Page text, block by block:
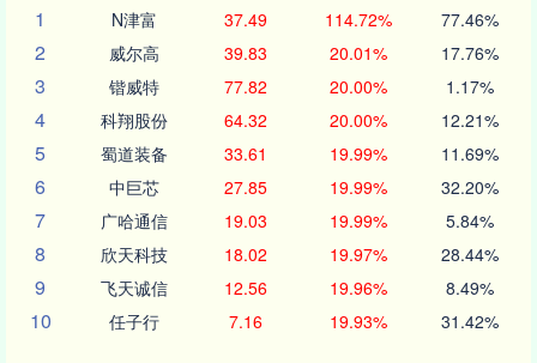
1
N津富 37.49 114.72% 77.46%
2 威尔高 39.83 20.01% 17.76%
3 锴威特 77.82 20.00% 1.17%
4 科翔股份 64.32 20.00% 12.21%
5 蜀道装备 33.61 19.99% 11.69%
6 中巨芯 27.85 19.99% 32.20%
7 广哈通信 19.03 19.99% 5.84%
8 欣天科技 18.02 19.97% 28.44%
9 飞天诚信 12.56 19.96% 8.49%
10 任子行 7.16 19.93% 31.42%